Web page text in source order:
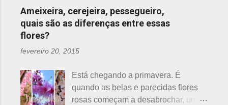
n
t
á
r
o
s
Ameixeira, cerejeira, pessegueiro,
quais são as diferenças entre essas
flores?
fevereiro 20, 2015
Está chegando a primavera. É
quando as belas e parecidas flores
rosas começam a desabrochar, uma